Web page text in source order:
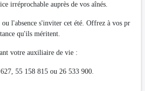
irréprochable auprès de vos aînés.
ou l'absence s'inviter cet été. Offrez à vos pr
qu'ils méritent.
votre auxiliaire de vie :
55 158 815 ou 26 533 900.